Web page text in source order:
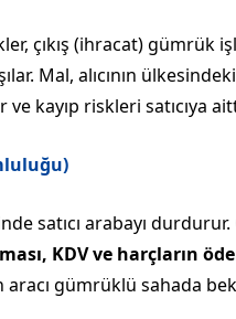
çıkış (ihracat)
Mal, alıcının
kayıp riskleri satıcıya
satıcı arabayı
KDV ve harçların
gümrüklü sahada